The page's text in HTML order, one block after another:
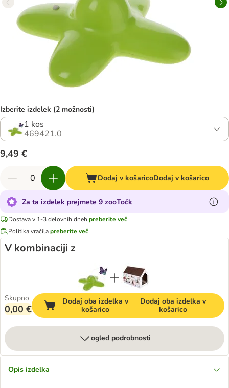
Izberite izdelek (2 možnosti)
1 kos
469421.0
9,49 €
Dodaj v košaricoDodaj v košarico
Za ta izdelek prejmete 9 zooTočk
Dostava v 1-3 delovnih dneh preberite več
Politika vračilapreberite več
V kombinaciji z
Skupno
0,00 €
Dodaj oba izdelka v
košarico
Dodaj oba izdelka v
košarico
ogled podrobnosti
Opis izdelka